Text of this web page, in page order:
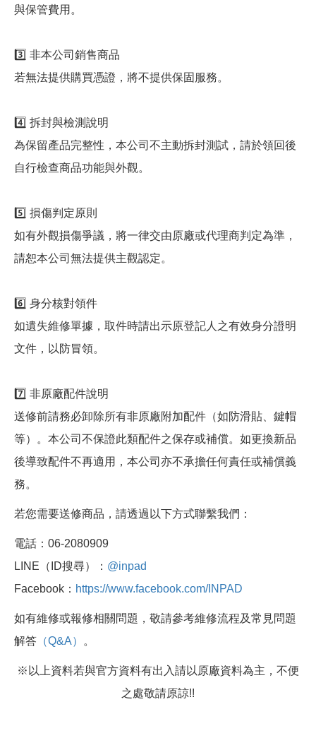
與保管費用。
3️⃣ 非本公司銷售商品
若無法提供購買憑證，將不提供保固服務。
4️⃣ 拆封與檢測說明
為保留產品完整性，本公司不主動拆封測試，請於領回後
自行檢查商品功能與外觀。
5️⃣ 損傷判定原則
如有外觀損傷爭議，將一律交由原廠或代理商判定為準，
請恕本公司無法提供主觀認定。
6️⃣ 身分核對領件
如遺失維修單據，取件時請出示原登記人之有效身分證明
文件，以防冒領。
7️⃣ 非原廠配件說明
送修前請務必卸除所有非原廠附加配件（如防滑貼、鍵帽
等）。本公司不保證此類配件之保存或補償。如更換新品
後導致配件不再適用，本公司亦不承擔任何責任或補償義
務。
若您需要送修商品，請透過以下方式聯繫我們：
電話：06-2080909
LINE（ID搜尋）： @inpad
Facebook： https://www.facebook.com/INPAD
如有維修或報修相關問題，敬請參考維修流程及常見問題
解答 （Q&A） 。
※以上資料若與官方資料有出入請以原廠資料為主，不便
之處敬請原諒!!